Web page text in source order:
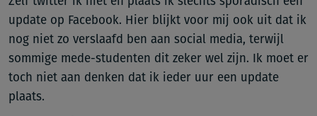
update op Facebook. Hier blijkt voor mij ook uit dat ik
nog niet zo verslaafd ben aan social media, terwijl
sommige mede-studenten dit zeker wel zijn. Ik moet er
toch niet aan denken dat ik ieder uur een update
plaats.